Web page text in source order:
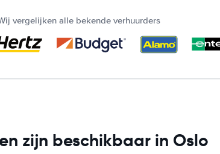
vergelijken alle bekende verhuurders
zijn beschikbaar in Oslo